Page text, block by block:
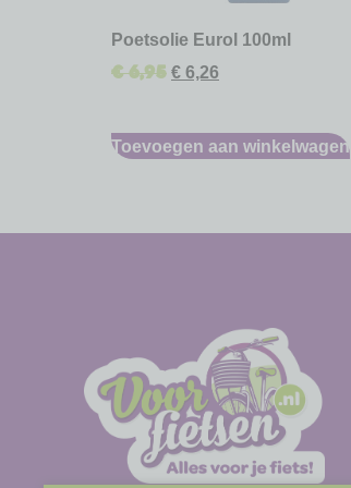
Poetsolie Eurol 100ml
€6,95 € 6,26
Toevoegen aan winkelwagen